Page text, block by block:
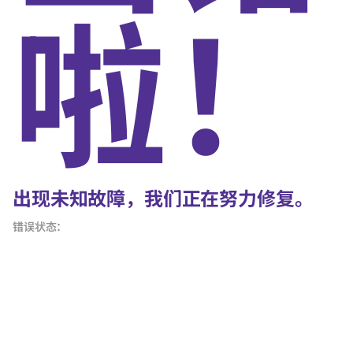
啦！
出现未知故障，我们正在努力修复。
错误状态：